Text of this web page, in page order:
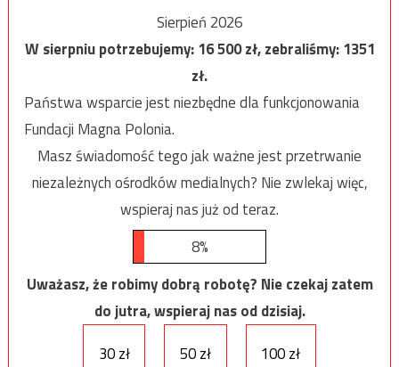
Sierpień 2026
W sierpniu potrzebujemy:16 500zł, zebraliśmy:1351
zł.
Państwa wsparcie jest niezbędne dla funkcjonowania
Fundacji Magna Polonia.
Masz świadomość tego jak ważne jest przetrwanie
niezależnych ośrodków medialnych? Nie zwlekaj więc,
wspieraj nas już od teraz.
8%
Uważasz, że robimy dobrą robotę? Nie czekaj zatem
do jutra, wspieraj nas od dzisiaj.
30 zł
50 zł 100 zł